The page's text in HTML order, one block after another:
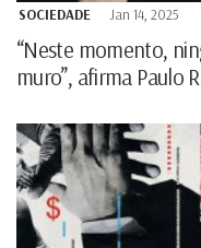
SOCIEDADE Jan 14, 2025
“Neste momento,
muro”, afirma Paulo